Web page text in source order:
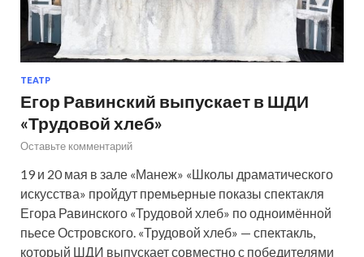
ТЕАТР
Егор Равинский выпускает в ШДИ
«Трудовой хлеб»
Оставьте комментарий
19 и 20 мая в зале «Манеж» «Школы драматического
искусства» пройдут премьерные показы спектакля
Егора Равинского «Трудовой хлеб» по одноимённой
пьесе Островского. «Трудовой хлеб» — спектакль,
который ШДИ выпускает совместно с победителями